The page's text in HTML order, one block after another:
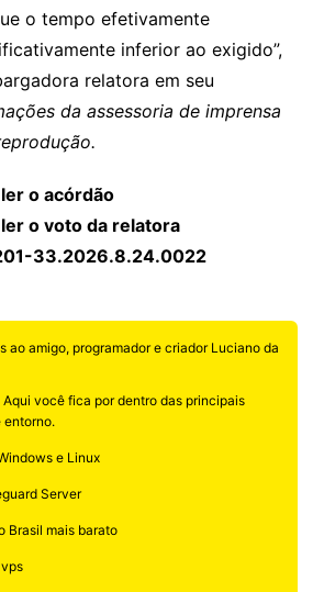
o tempo efetivamente
inferior ao exigido”,
relatora em seu
da assessoria de imprensa
o acórdão
o voto da relatora
33.2026.8.24.0022
ao amigo, programador e criador Luciano da
você fica por dentro das principais
entorno.
e Linux
Server
Brasil mais barato